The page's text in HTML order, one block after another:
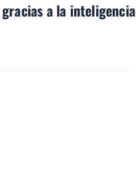
a la inteligencia